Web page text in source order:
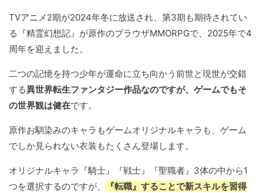
TVアニメ2期が2024年冬に放送され、第3期も期待されてい
る『精霊幻想記』が原作のブラウザMMORPGで、2025年で4
周年を迎えました。
二つの記憶を持つ少年が運命に立ち向かう前世と現世が交錯
する異世界転生ファンタジー作品なのですが、ゲームでもそ
の世界観は健在です。
原作お馴染みのキャラもゲームオリジナルキャラも、ゲーム
でしか見られない衣装もたくさん登場します。
オリジナルキャラ『騎士』『戦士』『聖職者』3体の中から1
つを選択するのですが、
『転職』することで新スキルを習得